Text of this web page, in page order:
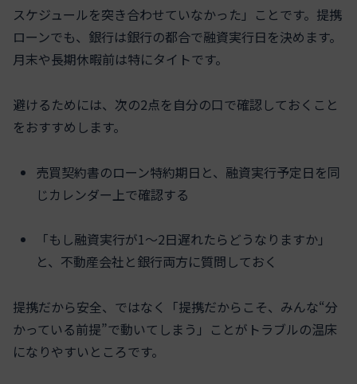
スケジュールを突き合わせていなかった」ことです。提携
ローンでも、銀行は銀行の都合で融資実行日を決めます。
月末や長期休暇前は特にタイトです。
避けるためには、次の2点を自分の口で確認しておくこと
をおすすめします。
売買契約書のローン特約期日と、融資実行予定日を同
じカレンダー上で確認する
「もし融資実行が1～2日遅れたらどうなりますか」
と、不動産会社と銀行両方に質問しておく
提携だから安全、ではなく「提携だからこそ、みんな“分
かっている前提”で動いてしまう」ことがトラブルの温床
になりやすいところです。